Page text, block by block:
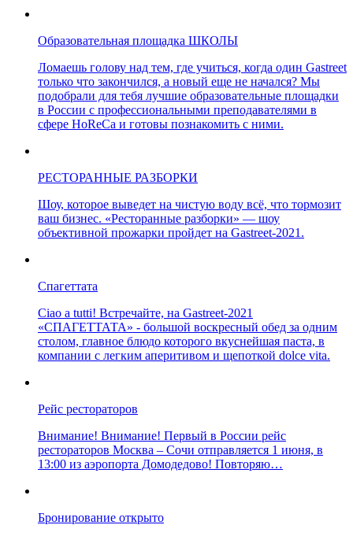
Образовательная площадка ШКОЛЫ
Ломаешь голову над тем, где учиться, когда один Gastreet
только что закончился, а новый еще не начался? Мы
подобрали для тебя лучшие образовательные площадки
в России с профессиональными преподавателями в
сфере HoReCa и готовы познакомить с ними.
РЕСТОРАННЫЕ РАЗБОРКИ
Шоу, которое выведет на чистую воду всё, что тормозит
ваш бизнес. «Ресторанные разборки» — шоу
объективной прожарки пройдет на Gastreet-2021.
Спагеттата
Ciao a tutti! Встречайте, на Gastreet-2021
«СПАГЕТТАТА» - большой воскресный обед за одним
столом, главное блюдо которого вкуснейшая паста, в
компании с легким аперитивом и щепоткой dolce vita.
Рейс рестораторов
Внимание! Внимание! Первый в России рейс
рестораторов Москва – Сочи отправляется 1 июня, в
13:00 из аэропорта Домодедово! Повторяю…
Бронирование открыто